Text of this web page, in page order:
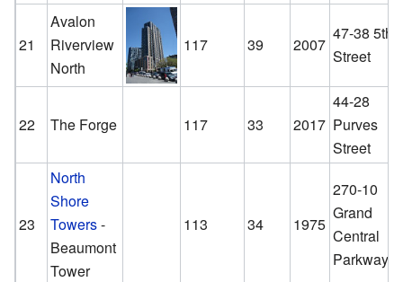
21
Avalon
Riverview
North
117 39 2007
47-38 5th
Street
22 The Forge 117 33 2017
44-28
Purves
Street
23
North
Shore
Towers-
Beaumont
Tower
113 34 1975
270-10
Grand
Central
Parkway